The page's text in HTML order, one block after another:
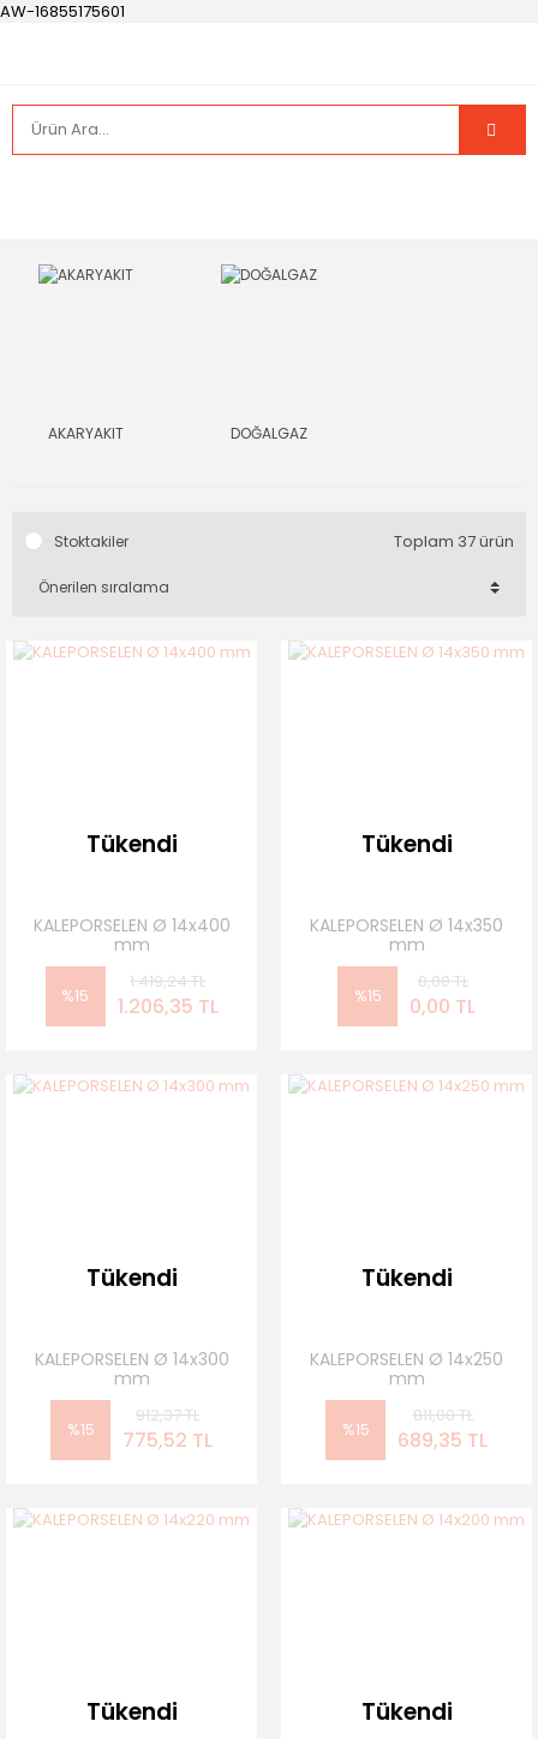
AW-16855175601
AKARYAKIT DOĞALGAZ
Stoktakiler Toplam 37 ürün
Tükendi
KALEPORSELEN Ø 14x400
mm
%15
1.419,24 TL
1.206,35 TL
Tükendi
KALEPORSELEN Ø 14x350
mm
%15
0,00 TL
0,00 TL
Tükendi
KALEPORSELEN Ø 14x300
mm
%15
912,37 TL
775,52 TL
Tükendi
KALEPORSELEN Ø 14x250
mm
%15
811,00 TL
689,35 TL
Tükendi Tükendi